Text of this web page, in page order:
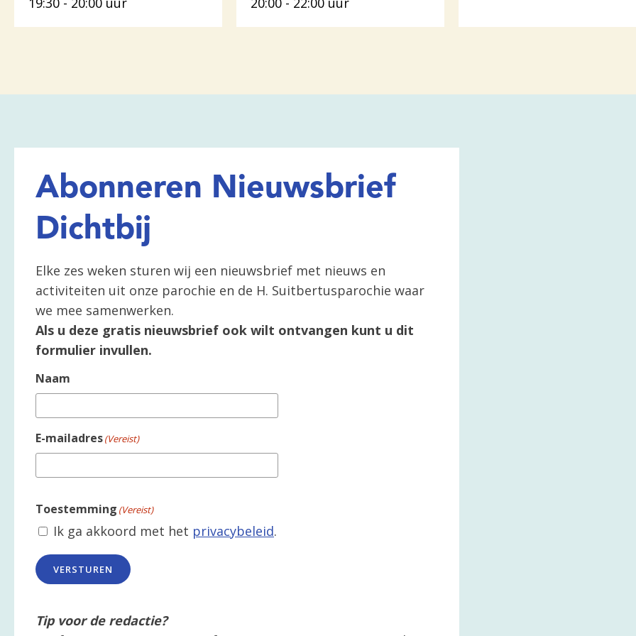
Abonneren Nieuwsbrief
Dichtbij
Elke zes weken sturen wij een nieuwsbrief met nieuws en
activiteiten uit onze parochie en de H. Suitbertusparochie waar
we mee samenwerken.
Als u deze gratis nieuwsbrief ook wilt ontvangen kunt u dit
formulier invullen.
Naam
E-mailadres(Vereist)
Toestemming (Vereist)
Ik ga akkoord met het privacybeleid.
VERSTUREN
Tip voor de redactie?